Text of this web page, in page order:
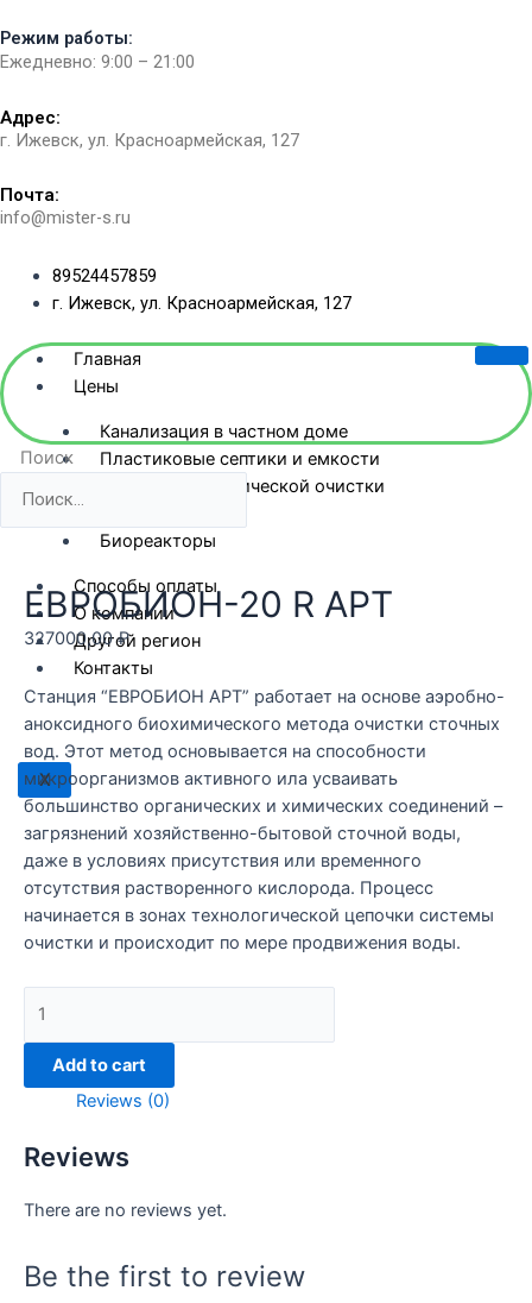
к
содержимому
Режим работы:
Ежедневно: 9:00 – 21:00
Адрес:
г. Ижевск, ул. Красноармейская, 127​
Почта:
info@mister-s.ru
89524457859
г. Ижевск, ул. Красноармейская, 127
Главная
Цены
Канализация в частном доме
Пластиковые септики и емкости
Станции биологической очистки
Биореакторы
Способы оплаты
О компании
Другой регион
Контакты
X
Поиск
ЕВРОБИОН-20 R АРТ
327000,00₽
Станция “ЕВРОБИОН АРТ” работает на основе аэробно-
аноксидного биохимического метода очистки сточных
вод. Этот метод основывается на способности
микроорганизмов активного ила усваивать
большинство органических и химических соединений –
загрязнений хозяйственно-бытовой сточной воды,
даже в условиях присутствия или временного
отсутствия растворенного кислорода. Процесс
начинается в зонах технологической цепочки системы
очистки и происходит по мере продвижения воды.
quantity
Add to cart
Reviews (0)
Reviews
There are no reviews yet.
Be the first to review